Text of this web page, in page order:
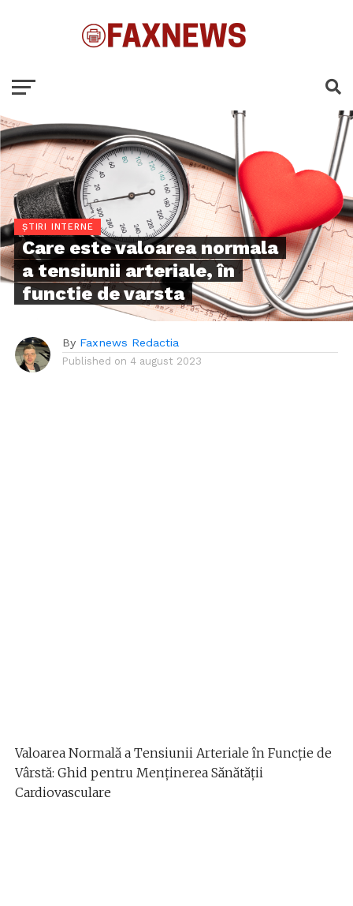
ȘTIRI INTERNE
Care este valoarea normala
a tensiunii arteriale, în
functie de varsta
By Faxnews Redactia
Published on 4 august 2023
Valoarea Normală a Tensiunii Arteriale în Funcție de
Vârstă: Ghid pentru Menținerea Sănătății
Cardiovasculare